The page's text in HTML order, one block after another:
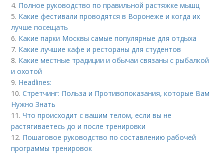
4. Полное руководство по правильной растяжке мышц
5. Какие фестивали проводятся в Воронеже и когда их
лучше посещать
6. Какие парки Москвы самые популярные для отдыха
7. Какие лучшие кафе и рестораны для студентов
8. Какие местные традиции и обычаи связаны с рыбалкой
и охотой
9. Headlines:
10.Стретчинг: Польза и Противопоказания, которые Вам
Нужно Знать
11.Что происходит с вашим телом, если вы не
растягиваетесь до и после тренировки
12. Пошаговое руководство по составлению рабочей
программы тренировок